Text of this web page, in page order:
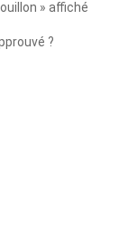
» affiché
?